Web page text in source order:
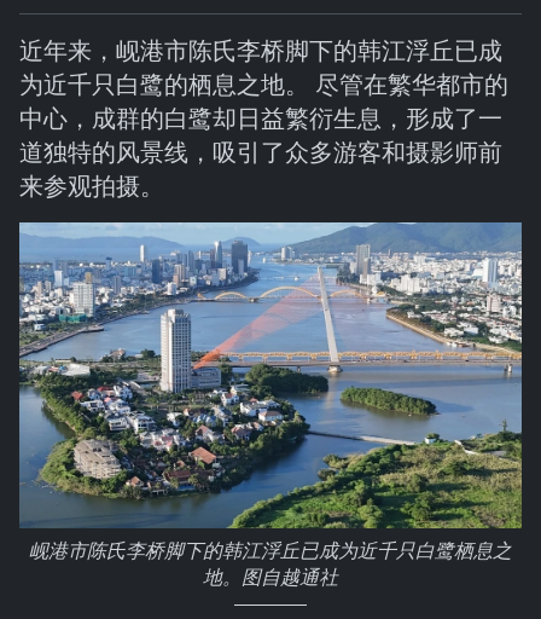
近年来，岘港市陈氏李桥脚下的韩江浮丘已成
为近千只白鹭的栖息之地。 尽管在繁华都市的
中心，成群的白鹭却日益繁衍生息，形成了一
道独特的风景线，吸引了众多游客和摄影师前
来参观拍摄。
岘港市陈氏李桥脚下的韩江浮丘已成为近千只白鹭栖息之
地。图自越通社